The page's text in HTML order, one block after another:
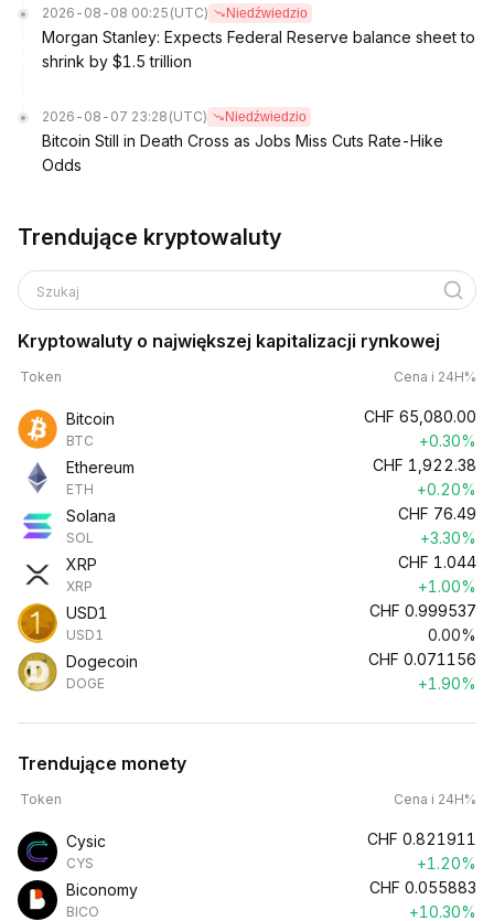
2026-08-08 00:25 (UTC) Niedźwiedzio
Morgan Stanley: Expects Federal Reserve balance sheet to
shrink by $1.5 trillion
2026-08-07 23:28 (UTC) Niedźwiedzio
Bitcoin Still in Death Cross as Jobs Miss Cuts Rate-Hike
Odds
Trendujące kryptowaluty
Szukaj
Kryptowaluty o największej kapitalizacji rynkowej
Token Cena i 24H%
Bitcoin
BTC
CHF 65,080.00
+0.30%
Ethereum
ETH
CHF 1,922.38
+0.20%
Solana
SOL
CHF 76.49
+3.30%
XRP
XRP
CHF 1.044
+1.00%
USD1
USD1
CHF 0.999537
0.00%
Dogecoin
DOGE
CHF 0.071156
+1.90%
Trendujące monety
Token Cena i 24H%
Cysic
CYS
CHF 0.821911
+1.20%
Biconomy
BICO
CHF 0.055883
+10.30%